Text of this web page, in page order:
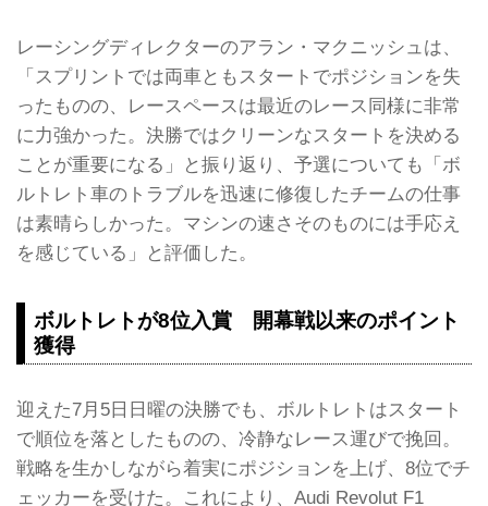
レーシングディレクターのアラン・マクニッシュは、
「スプリントでは両車ともスタートでポジションを失
ったものの、レースペースは最近のレース同様に非常
に力強かった。決勝ではクリーンなスタートを決める
ことが重要になる」と振り返り、予選についても「ボ
ルトレト車のトラブルを迅速に修復したチームの仕事
は素晴らしかった。マシンの速さそのものには手応え
を感じている」と評価した。
ボルトレトが8位入賞 開幕戦以来のポイント
獲得
迎えた7月5日日曜の決勝でも、ボルトレトはスタート
で順位を落としたものの、冷静なレース運びで挽回。
戦略を生かしながら着実にポジションを上げ、8位でチ
ェッカーを受けた。これにより、Audi Revolut F1